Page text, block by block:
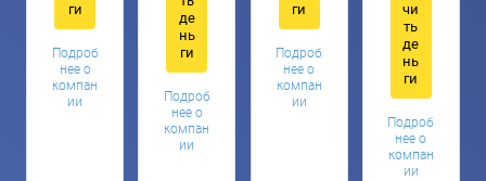
ги
Подроб
нее о
компан
ии
де
нь
ги
Подроб
нее о
компан
ии
ги
Подроб
нее о
компан
ии
чи
ть
де
нь
ги
Подроб
нее о
компан
ии